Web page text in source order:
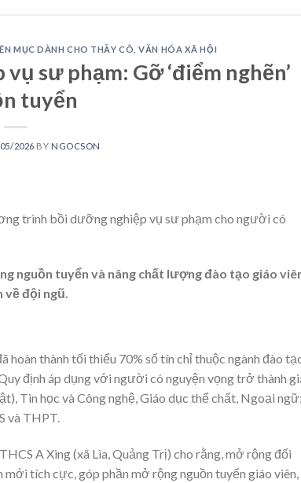
MỤC DÀNH CHO THẦY CÔ ,VĂN HÓA XÃ HỘI
sư phạm: Gỡ ‘điểm nghẽn’
tuyển
2026 BY NGOCSON
trình bồi dưỡng nghiệp vụ sư phạm cho người có
nguồn tuyển và nâng chất lượng đào tạo giáo
về đội ngũ.
hoàn thành tối thiểu 70% số tín chỉ thuộc ngành đào
định áp dụng với người có nguyện vọng trở thành
Tin học và Công nghệ, Giáo dục thể chất, Ngoại ngữ;
và THPT.
A Xing (xã Lìa, Quảng Trị) cho rằng, mở rộng đối
tích cực, góp phần mở rộng nguồn tuyển giáo viên,